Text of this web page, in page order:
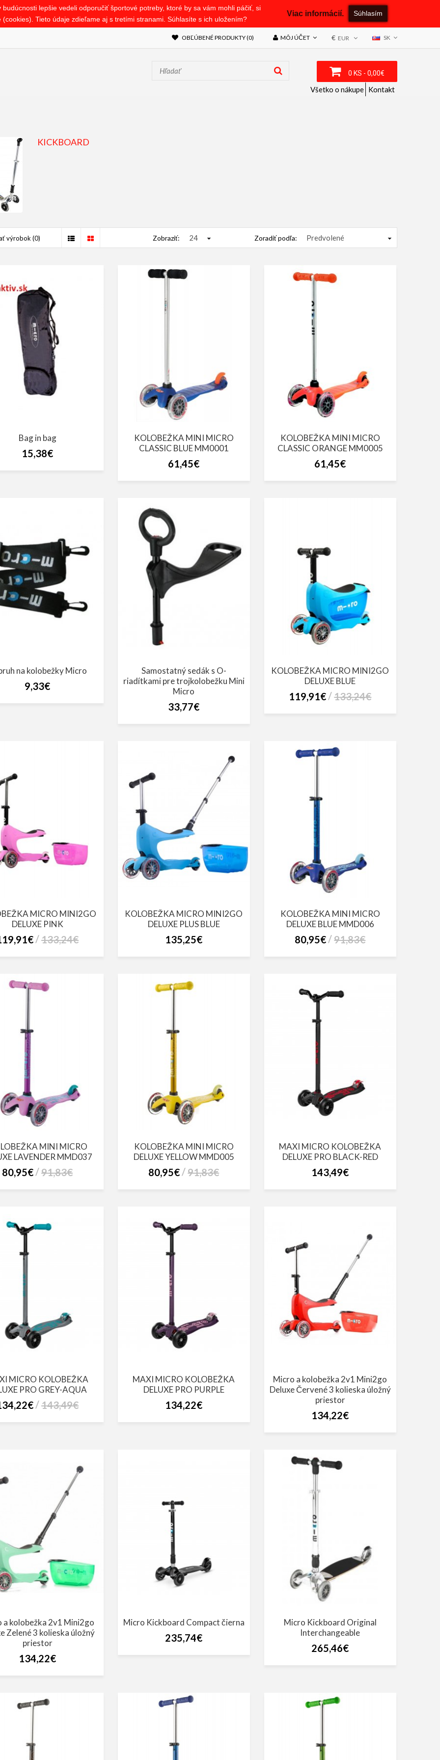
Súhlasím
Viac informácií.
lepšie vedeli odporučiť športové potreby, ktoré by sa vám mohli páčiť, si
Tieto údaje zdieľame aj s tretími stranami. Súhlasíte s ich uložením?
SK
€ EUR
OBĽÚBENÉ PRODUKTY (0) MÔJ ÚČET
0 KS - 0,00€
Všetko o nákupe Kontakt
KICKBOARD
výrobok (0) Zoradiť podľa:
Zobraziť:
Bag in bag
15,38€
KOLOBEŽKA MINI MICRO
CLASSIC BLUE MM0001
61,45€
KOLOBEŽKA MINI MICRO
CLASSIC ORANGE MM0005
61,45€
na kolobežky Micro
9,33€
Samostatný sedák s O-
riadítkami pre trojkolobežku Mini
Micro
33,77€
KOLOBEŽKA MICRO MINI2GO
DELUXE BLUE
119,91€ 133,24€
MICRO MINI2GO
DELUXE PINK
133,24€
KOLOBEŽKA MICRO MINI2GO
DELUXE PLUS BLUE
135,25€
KOLOBEŽKA MINI MICRO
DELUXE BLUE MMD006
80,95€ 91,83€
MINI MICRO
LAVENDER MMD037
80,95€ 91,83€
KOLOBEŽKA MINI MICRO
DELUXE YELLOW MMD005
80,95€ 91,83€
MAXI MICRO KOLOBEŽKA
DELUXE PRO BLACK-RED
143,49€
MICRO KOLOBEŽKA
PRO GREY-AQUA
143,49€
MAXI MICRO KOLOBEŽKA
DELUXE PRO PURPLE
134,22€
Micro a kolobežka 2v1 Mini2go
Deluxe Červené 3 kolieska úložný
priestor
134,22€
a kolobežka 2v1 Mini2go
Zelené 3 kolieska úložný
priestor
134,22€
Micro Kickboard Compact čierna
235,74€
Micro Kickboard Original
Interchangeable
265,46€